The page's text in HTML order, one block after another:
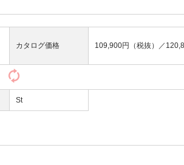
カタログ価格 109,900円（税抜）／
St